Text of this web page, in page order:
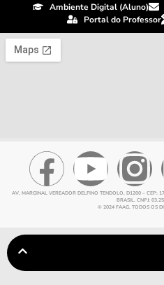
Ambiente Digital (Aluno)
Portal do Professor
AV. MARGINAL VEREADOR DELFINO TENDOLO, D1200 – CEP:
BRASIL. CNPJ:
© 2024 FAAG. TODOS OS